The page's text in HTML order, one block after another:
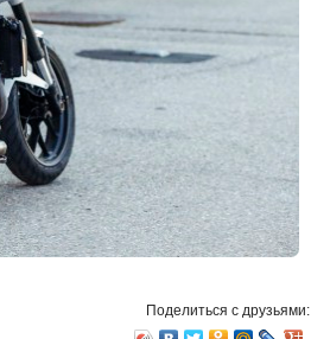
Поделиться с друзьями: